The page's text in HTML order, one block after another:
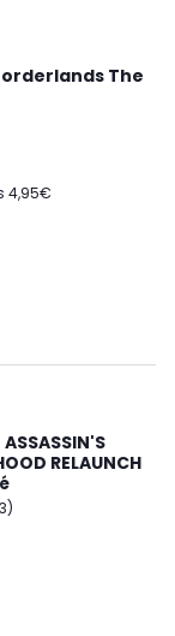
The
4,95€
RELAUNCH